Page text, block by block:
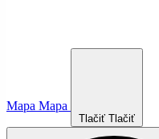
Mapa Mapa
Tlačiť Tlačiť